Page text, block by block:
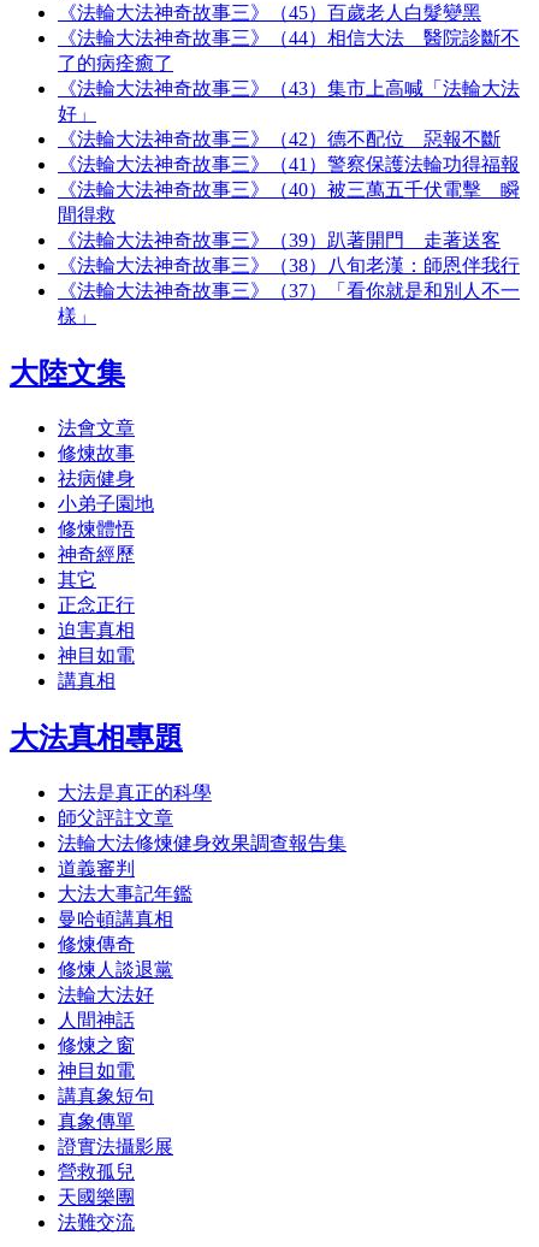
《法輪大法神奇故事三》（45）百歲老人白髮變黑
《法輪大法神奇故事三》（44）相信大法 醫院診斷不
了的病痊癒了
《法輪大法神奇故事三》（43）集市上高喊「法輪大法
好」
《法輪大法神奇故事三》（42）德不配位 惡報不斷
《法輪大法神奇故事三》（41）警察保護法輪功得福報
《法輪大法神奇故事三》（40）被三萬五千伏電擊 瞬
間得救
《法輪大法神奇故事三》（39）趴著開門 走著送客
《法輪大法神奇故事三》（38）八旬老漢：師恩伴我行
《法輪大法神奇故事三》（37）「看你就是和別人不一
樣」
大陸文集
法會文章
修煉故事
祛病健身
小弟子園地
修煉體悟
神奇經歷
其它
正念正行
迫害真相
神目如電
講真相
大法真相專題
大法是真正的科學
師父評註文章
法輪大法修煉健身效果調查報告集
道義審判
大法大事記年鑑
曼哈頓講真相
修煉傳奇
修煉人談退黨
法輪大法好
人間神話
修煉之窗
神目如電
講真象短句
真象傳單
證實法攝影展
營救孤兒
天國樂團
法難交流